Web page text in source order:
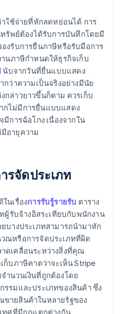
ใช้จ่ายที่หักลดหย่อนได้ การ
รัพย์ต้องได้รับการบันทึกโดยมี
องรับการยื่นภาษีหรือรับมือการ
นภาษีกำหนดให้ธุรกิจเก็บ
นับจากวันที่ยื่นแบบแสดง
กว่าความเป็นจริงอย่างมีนัย
กล่าวยาวขึ้นก็ตาม ควรเก็บ
กไม่มีการยื่นแบบแสดง
การฉ้อโกง เนื่องจากใน
อายุความ
รจัดประเภท
นเรื่องการรับรู้รายรับ ตาราง
ผู้รับจ้างอิสระเทียบกับพนักงาน
บางประเภทสามารถนำมาหัก
ณหรือการจัดประเภทที่ผิด
ดเคลื่อนระหว่างสิ่งที่คุณ
ก็บภาษีคาดว่าจะเห็น Stripe
ำนวนเงินที่ถูกต้องโดย
รมและประเภทของสินค้า ซึ่ง
ายสินค้าในหลายรัฐของ